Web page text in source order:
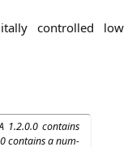
con­trol­led low
1.2.0.0 con­ta­ins
con­ta­ins a num­